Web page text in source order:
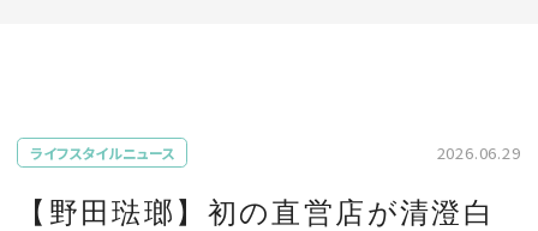
JEWELRY & WATCH
LIFESTYLE
ライフスタイルニュース 2026.06.29
【野田琺瑯】初の直営店が清澄白